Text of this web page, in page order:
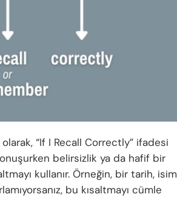
“If I Recall Correctly” ifadesi
belirsizlik ya da hafif bir
kullanır. Örneğin, bir tarih, isim
bu kısaltmayı cümle